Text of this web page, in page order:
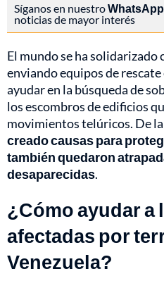
Síganos en nuestro
noticias de mayor interés
El mundo se ha solidarizado
enviando equipos de
ayudar en la búsqueda de
los escombros de edificios
movimientos telúricos. De
creado causas para
también quedaron
desaparecidas.
¿Cómo ayudar a
afectadas por
Venezuela?